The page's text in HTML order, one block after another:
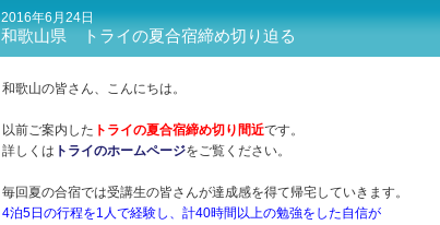
2016年6月24日
和歌山県 トライの夏合宿締め切り迫る
和歌山の皆さん、こんにちは。
以前ご案内した トライの夏合宿締め切り間近です。
詳しくは トライのホームページをご覧ください。
毎回夏の合宿では受講生の皆さんが達成感を得て帰宅していきます。
4泊5日の行程を1人で経験し、計40時間以上の勉強をした自信が